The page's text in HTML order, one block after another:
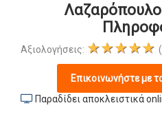
Αξιολογήσεις: ★★★★★
Επικοινωνήστε με
Παραδίδει αποκλειστικά